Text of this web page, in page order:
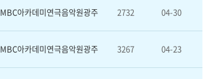
MBC아카데미연극음악원광주 2732 04-30
MBC아카데미연극음악원광주 3267 04-23